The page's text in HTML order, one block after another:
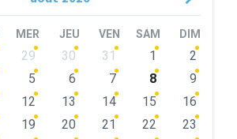
MER JEU VEN SAM DIM
29 30 31 1
2
5 6 7 8
9
12 13 14 15
16
19 20 21 22
23